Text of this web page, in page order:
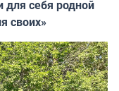
для себя родной
своих»